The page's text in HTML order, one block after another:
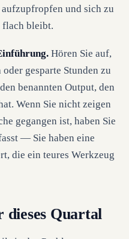
und sich zu
flach bleibt.
Hören Sie auf,
gesparte Stunden zu
benannten Output, den
Wenn Sie nicht zeigen
gegangen ist, haben Sie
— Sie haben eine
die ein teures Werkzeug
dieses Quartal